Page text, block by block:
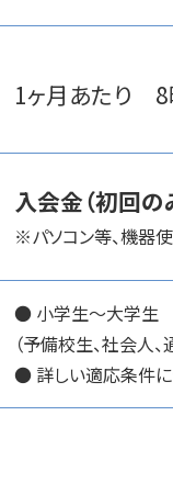
1ヶ月あたり
入会金（初回の
※パソコン等、機器
● 小学生～大学生
（予備校生、社会人
● 詳しい適応条件に